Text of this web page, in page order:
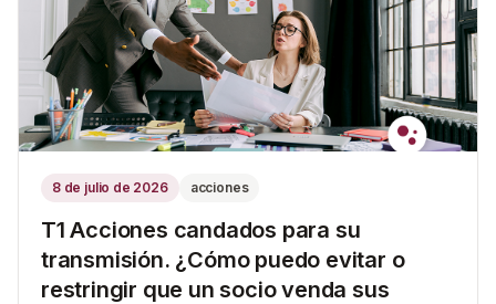
8 de julio de 2026 acciones
T1 Acciones candados para su
transmisión. ¿Cómo puedo evitar o
restringir que un socio venda sus